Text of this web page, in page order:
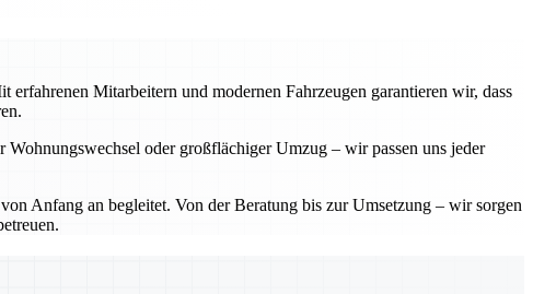
Mitarbeitern und modernen Fahrzeugen garantieren wir, dass
oder großflächiger Umzug – wir passen uns jeder
Anfang an begleitet. Von der Beratung bis zur Umsetzung – wir sorgen